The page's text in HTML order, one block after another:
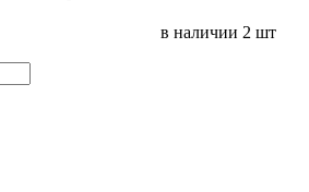
в наличии 2 шт